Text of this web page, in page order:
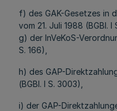
f) des GAK-Gesetzes in
vom 21. Juli 1988 (BGBl. I
g) der InVeKoS-
S. 166),
h) des GAP-
(BGBl. I S. 3003),
i) der GAP-